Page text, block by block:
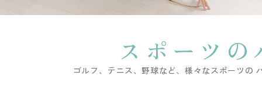
スポーツ
ゴルフ、テニス、野球など、様々なスポーツの